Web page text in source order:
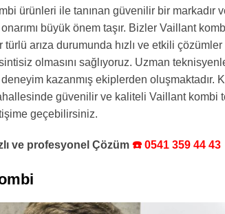
ürünleri ile tanınan güvenilir bir markadır
büyük önem taşır. Bizler Vaillant
türlü arıza durumunda hızlı ve etkili
olmasını sağlıyoruz. Uzman
kazanmış ekiplerden oluşmaktadır.
güvenilir ve kaliteli Vaillant kombi
geçebilirsiniz.
ve profesyonel Çözüm ☎️ 0541 359 44 43